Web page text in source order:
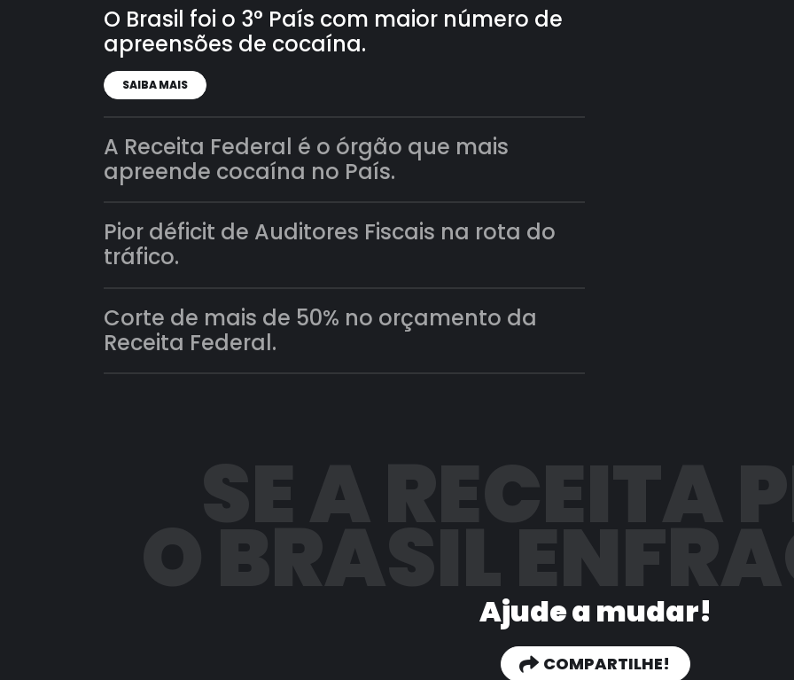
O Brasil foi o 3° País com maior número de
apreensões de cocaína.
SAIBA MAIS
A Receita Federal é o órgão que mais
apreende cocaína no País.
Pior déficit de Auditores Fiscais na rota do
tráfico.
Corte de mais de 50% no orçamento da
Receita Federal.
Ajude a mudar!
COMPARTILHE!